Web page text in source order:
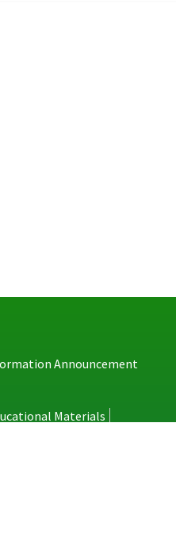
Announcement
Materials